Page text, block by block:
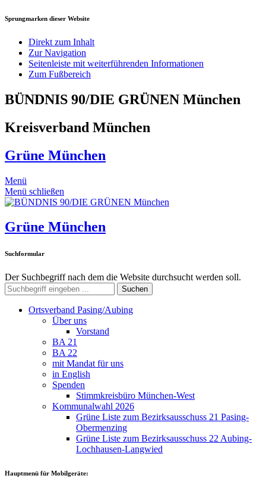
Sprungmarken dieser Website
Direkt zum Inhalt
Zur Navigation
Seitenleiste mit weiterführenden Informationen
Zum Fußbereich
BÜNDNIS 90/DIE GRÜNEN München
Kreisverband München
Grüne München
Menü
Menü schließen
Grüne München
Suchformular
Der Suchbegriff nach dem die Website durchsucht werden soll.
Suchen
Ortsverband Pasing/Aubing
Über uns
Vorstand
BA 21
BA 22
mit Mandat für uns
in English
Spenden
Stimmkreisbüro München-West
Kommunalwahl 2026
Grüne Liste zum Bezirksausschuss 21 Pasing-
Obermenzing
Grüne Liste zum Bezirksausschuss 22 Aubing-
Lochhausen-Langwied
Hauptmenü für Mobilgeräte: